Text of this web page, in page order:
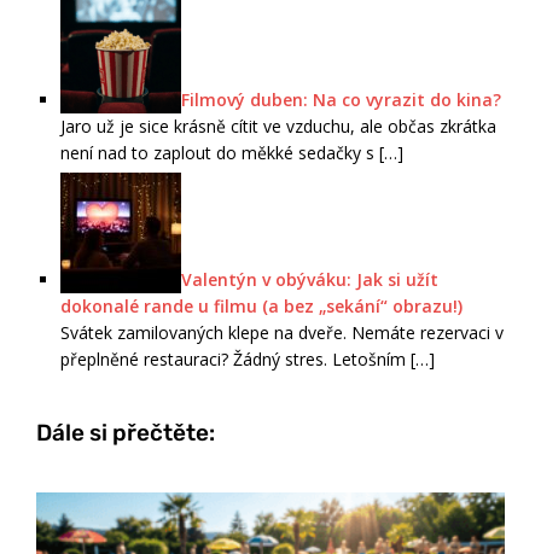
Filmový duben: Na co vyrazit do kina?
Jaro už je sice krásně cítit ve vzduchu, ale občas zkrátka
není nad to zaplout do měkké sedačky s […]
Valentýn v obýváku: Jak si užít
dokonalé rande u filmu (a bez „sekání“ obrazu!)
Svátek zamilovaných klepe na dveře. Nemáte rezervaci v
přeplněné restauraci? Žádný stres. Letošním […]
Dále si přečtěte: